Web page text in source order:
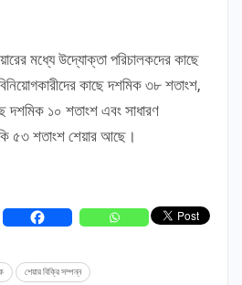
মধ্যে উদ্যোক্তা পরিচালকদের কাছে
কাছে দশমিক ৩৮ শতাংশ,
দশমিক ১০ শতাংশ এবং সাধারণ
৫৩ শতাংশ শেয়ার আছে।
শেয়ার বিক্রি সম্পন্ন